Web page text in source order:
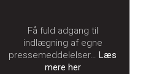
Få fuld adgang til
indlægning af egne
pressemeddelelser…Læs
mere her